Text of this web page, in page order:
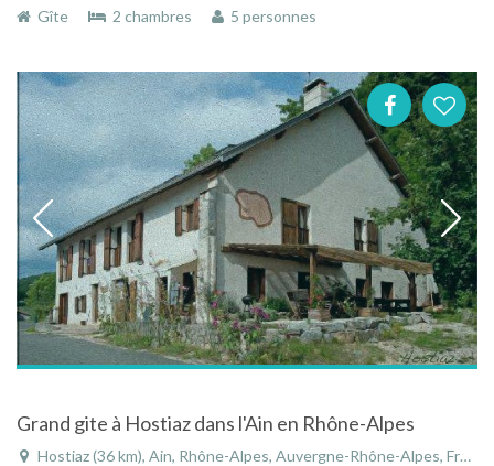
Gîte
2 chambres 5 personnes
Grand gite à Hostiaz dans l'Ain en Rhône-Alpes
Hostiaz (36 km), Ain, Rhône-Alpes, Auvergne-Rhône-Alpes, France